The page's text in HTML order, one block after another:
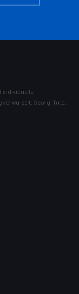
individuelle
Georg, Toto,